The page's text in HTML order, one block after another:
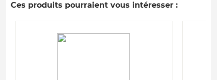
Ces produits pourraient vous intéresser :